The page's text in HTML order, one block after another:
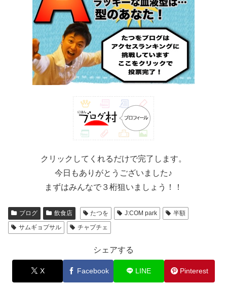
クリックしてくれるだけで完了します。
今日もありがとうございました♪
まずはみんなで３桁狙いましょう！！
ブログ 飲食店 たつを J:COM park
半額
サムギョプサル
チャプチェ
シェアする
X Facebook LINE Pinterest